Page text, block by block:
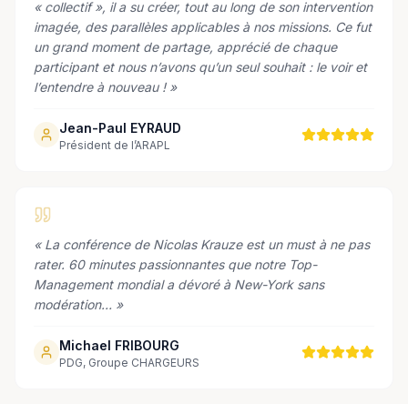
« collectif », il a su créer, tout au long de son intervention
imagée, des parallèles applicables à nos missions. Ce fut
un grand moment de partage, apprécié de chaque
participant et nous n’avons qu’un seul souhait : le voir et
l’entendre à nouveau ! »
Jean-Paul EYRAUD
Président de l’ARAPL
« La conférence de Nicolas Krauze est un must à ne pas
rater. 60 minutes passionnantes que notre Top-
Management mondial a dévoré à New-York sans
modération… »
Michael FRIBOURG
PDG, Groupe CHARGEURS